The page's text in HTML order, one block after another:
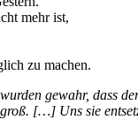
mehr ist,
zu machen.
gewahr, dass
[…] Uns sie